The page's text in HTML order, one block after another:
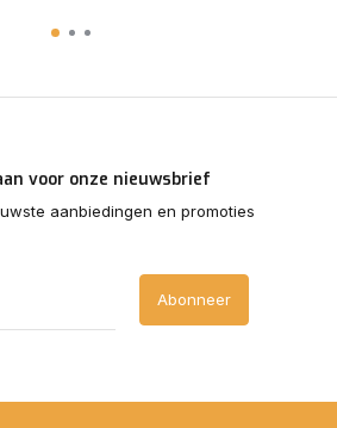
voor onze nieuwsbrief
aanbiedingen en promoties
Abonneer